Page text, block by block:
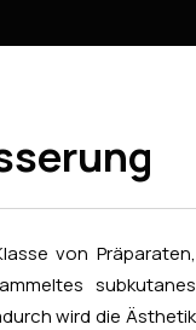
von Präparaten,
subkutanes
wird die Ästhetik